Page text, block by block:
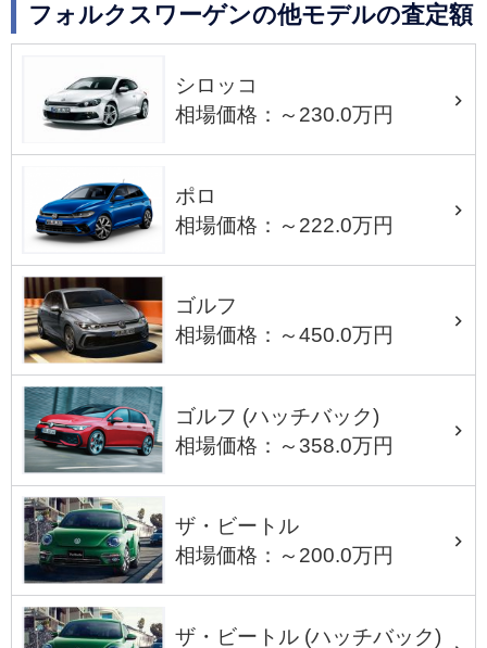
フォルクスワーゲンの他モデルの査定額
シロッコ
相場価格：～230.0万円
ポロ
相場価格：～222.0万円
ゴルフ
相場価格：～450.0万円
ゴルフ (ハッチバック)
相場価格：～358.0万円
ザ・ビートル
相場価格：～200.0万円
ザ・ビートル (ハッチバック)